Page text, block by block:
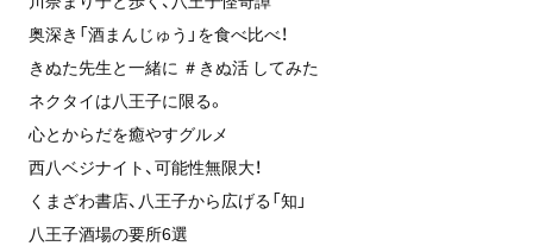
奥深き「酒まんじゅう」を食べ比べ！
きぬた先生と一緒に ＃きぬ活 してみた
ネクタイは八王子に限る。
心とからだを癒やすグルメ
西八ベジナイト、可能性無限大！
くまざわ書店、八王子から広げる「知」
八王子酒場の要所6選